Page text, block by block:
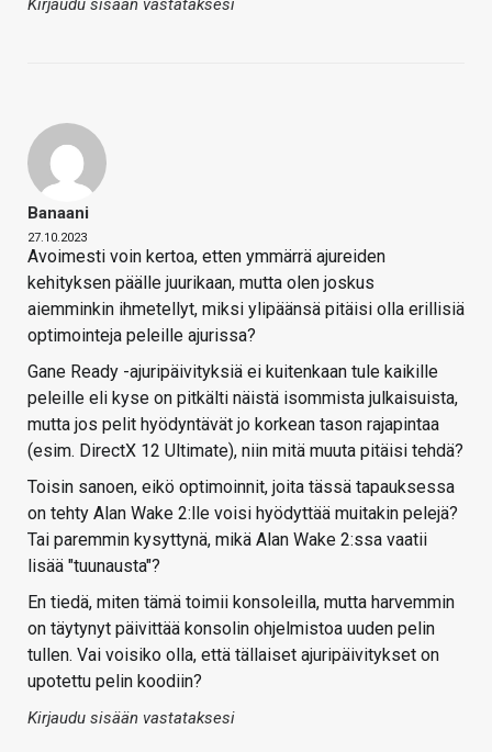
Kirjaudu sisään vastataksesi
Banaani
27.10.2023
Avoimesti voin kertoa, etten ymmärrä ajureiden
kehityksen päälle juurikaan, mutta olen joskus
aiemminkin ihmetellyt, miksi ylipäänsä pitäisi olla erillisiä
optimointeja peleille ajurissa?
Gane Ready -ajuripäivityksiä ei kuitenkaan tule kaikille
peleille eli kyse on pitkälti näistä isommista julkaisuista,
mutta jos pelit hyödyntävät jo korkean tason rajapintaa
(esim. DirectX 12 Ultimate), niin mitä muuta pitäisi tehdä?
Toisin sanoen, eikö optimoinnit, joita tässä tapauksessa
on tehty Alan Wake 2:lle voisi hyödyttää muitakin pelejä?
Tai paremmin kysyttynä, mikä Alan Wake 2:ssa vaatii
lisää "tuunausta"?
En tiedä, miten tämä toimii konsoleilla, mutta harvemmin
on täytynyt päivittää konsolin ohjelmistoa uuden pelin
tullen. Vai voisiko olla, että tällaiset ajuripäivitykset on
upotettu pelin koodiin?
Kirjaudu sisään vastataksesi